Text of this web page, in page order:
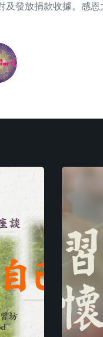
及發放捐款收據。感恩